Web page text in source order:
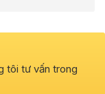
tôi tư vấn trong